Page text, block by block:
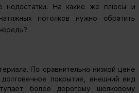
недостатки. На какие же плюсы и
потолков нужно обратить
По сравнительно низкой цене
покрытие, внешний вид
более дорогому шелковому